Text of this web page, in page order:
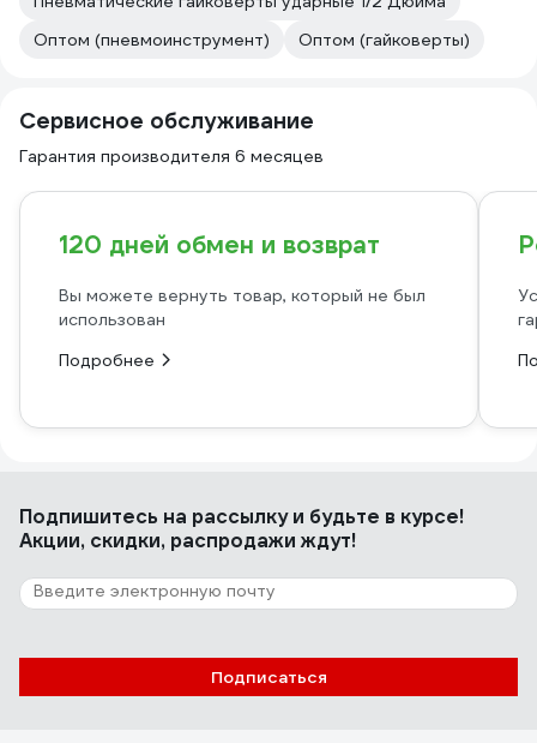
Оптом (пневмоинструмент)
Оптом (гайковерты)
Сервисное обслуживание
Гарантия производителя 6 месяцев
120 дней обмен и возврат
Вы можете вернуть товар, который не был
использован
Подробнее
Подпишитесь на рассылкуи будьте в курсе!
Акции, скидки, распродажи ждут!
Подписаться